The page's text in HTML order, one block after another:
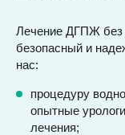
Лечение ДГПЖ без
безопасный и
нас:
процедуру
опытные
лечения;